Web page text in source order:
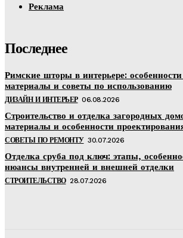
Реклама
Последнее
Римские шторы в интерьере:
материалы и советы по использованию
ДИЗАЙН И ИНТЕРЬЕР 06.08.2026
Строительство и отделка загородных
материалы и особенности
СОВЕТЫ ПО РЕМОНТУ 30.07.2026
Отделка сруба под ключ: этапы,
нюансы внутренней и внешней отделки
СТРОИТЕЛЬСТВО 28.07.2026